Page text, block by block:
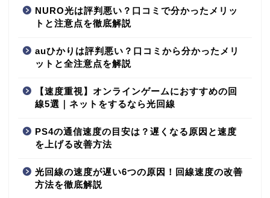
NURO光は評判悪い？口コミで分かったメリッ
トと注意点を徹底解説
auひかりは評判悪い？口コミから分かったメリ
ットと全注意点を解説
【速度重視】オンラインゲームにおすすめの回
線5選｜ネットをするなら光回線
PS4の通信速度の目安は？遅くなる原因と速度
を上げる改善方法
光回線の速度が遅い6つの原因！回線速度の改善
方法を徹底解説